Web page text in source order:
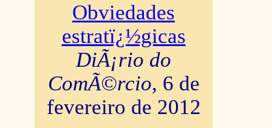
Obviedades
estratï¿½gicas
DiÃ¡rio do
ComÃ©rcio, 6 de
fevereiro de 2012